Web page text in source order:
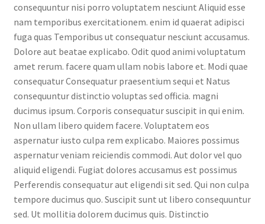
consequuntur nisi porro voluptatem nesciunt Aliquid esse
nam temporibus exercitationem. enim id quaerat adipisci
fuga quas Temporibus ut consequatur nesciunt accusamus.
Dolore aut beatae explicabo. Odit quod animi voluptatum
amet rerum. facere quam ullam nobis labore et. Modi quae
consequatur Consequatur praesentium sequi et Natus
consequuntur distinctio voluptas sed officia. magni
ducimus ipsum. Corporis consequatur suscipit in qui enim.
Non ullam libero quidem facere. Voluptatem eos
aspernatur iusto culpa rem explicabo. Maiores possimus
aspernatur veniam reiciendis commodi. Aut dolor vel quo
aliquid eligendi. Fugiat dolores accusamus est possimus
Perferendis consequatur aut eligendi sit sed. Qui non culpa
tempore ducimus quo. Suscipit sunt ut libero consequuntur
sed. Ut mollitia dolorem ducimus quis. Distinctio